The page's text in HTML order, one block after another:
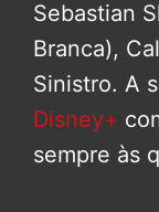
Sebastian
Branca),
Sinistro. A
Disney+
sempre às